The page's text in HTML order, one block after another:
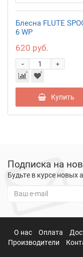
Блесна FLUTE
6 WP
620 руб.
+
-
Купить
Подписка на
Будьте в курсе новых
О нас Оплата
Производители